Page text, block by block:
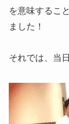
を意味するこ
ました！
それでは、当